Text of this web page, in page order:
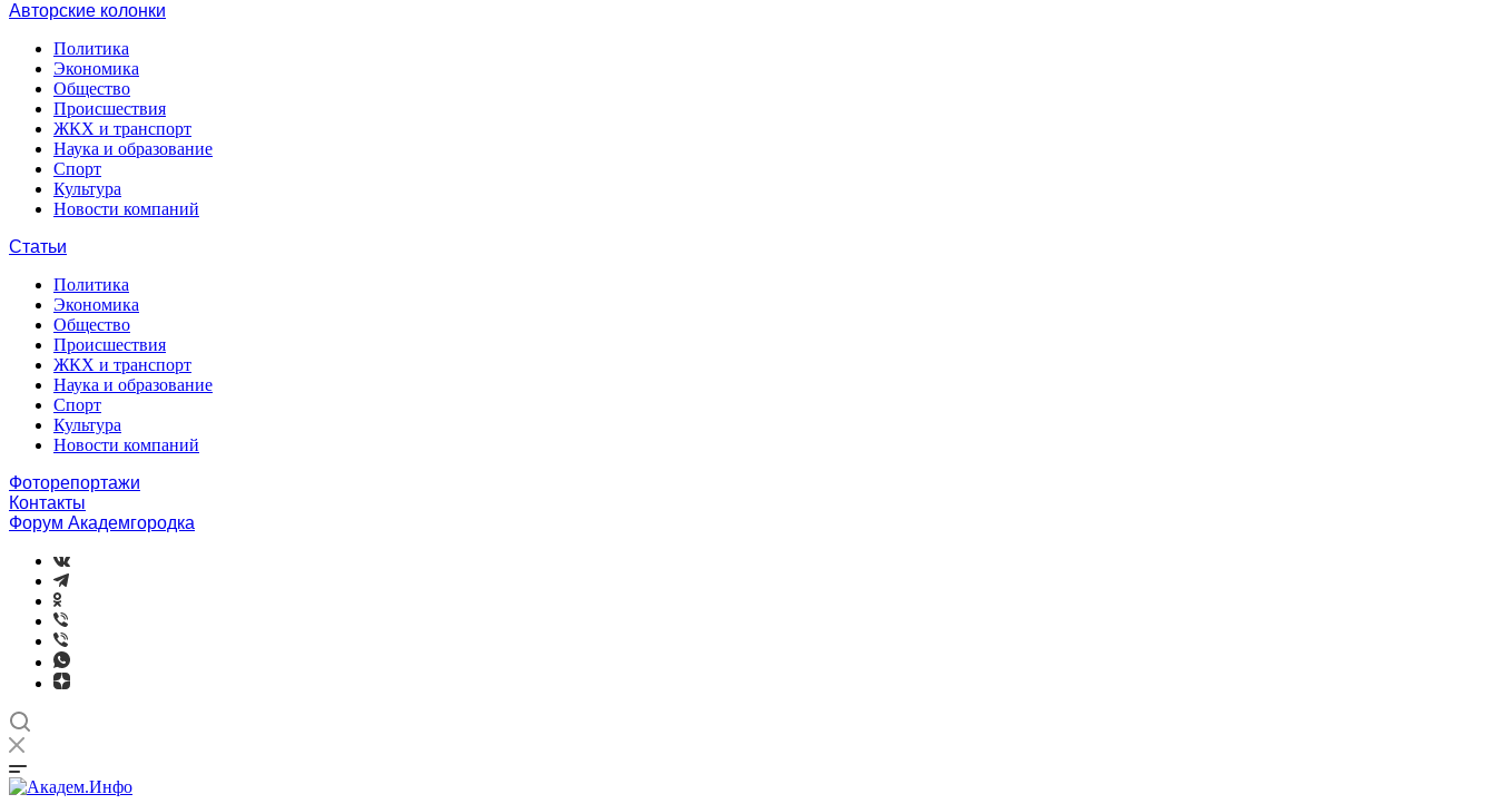
Авторские колонки
Политика
Экономика
Общество
Происшествия
ЖКХ и транспорт
Наука и образование
Спорт
Культура
Новости компаний
Статьи
Политика
Экономика
Общество
Происшествия
ЖКХ и транспорт
Наука и образование
Спорт
Культура
Новости компаний
Фоторепортажи
Контакты
Форум Академгородка